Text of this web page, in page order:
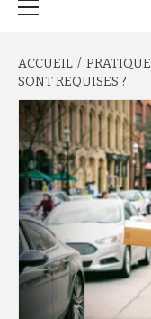
ACCUEIL PRATIQUE
SONT REQUISES ?